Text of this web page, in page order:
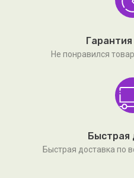
Не понравился
Быстрая
Быстрая доставка по